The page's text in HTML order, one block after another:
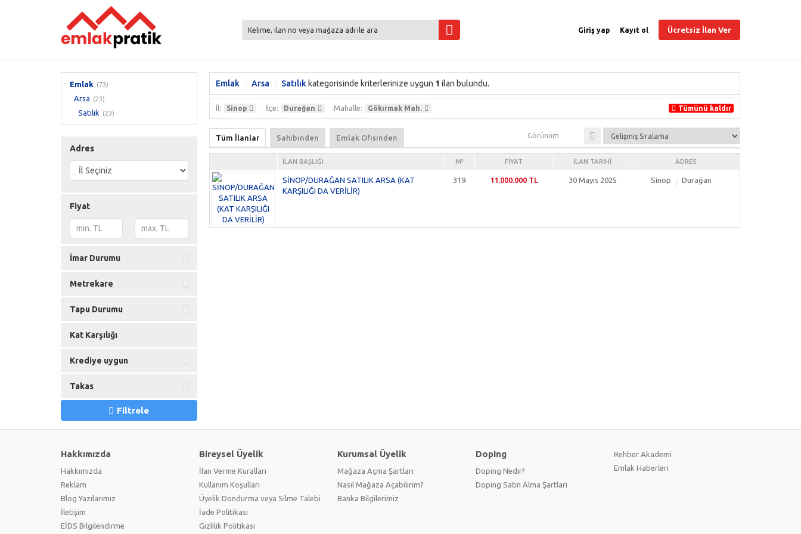
Giriş yap Kayıt ol Ücretsiz İlan Ver
Emlak (73)
Arsa (23)
Satılık (23)
Adres
Fiyat
İmar Durumu
Metrekare
Tapu Durumu
Kat Karşılığı
Krediye uygun
Takas
Filtrele
Emlak Arsa Satılık kategorisinde kriterlerinize uygun 1 ilan bulundu.
İl: Sinop İlçe: Durağan Mahalle: Gökırmak Mah. Tümünü kaldır
Tüm İlanlar Sahibinden Emlak Ofisinden Görünüm
İLAN BAŞLIĞI M² FIYAT İLAN TARIHI ADRES
SİNOP/DURAĞAN SATILIK ARSA (KAT
KARŞILIĞI DA VERİLİR)
319 11.000.000 TL 30 Mayıs 2025 Sinop Durağan
Hakkımızda
Hakkımızda
Reklam
Blog Yazılarımız
İletişim
EİDS Bilgilendirme
Bireysel Üyelik
İlan Verme Kuralları
Kullanım Koşulları
Üyelik Dondurma veya Silme Talebi
İade Politikası
Gizlilik Politikası
Kurumsal Üyelik
Mağaza Açma Şartları
Nasıl Mağaza Açabilirim?
Banka Bilgilerimiz
Doping
Doping Nedir?
Doping Satın Alma Şartları
Rehber Akademi
Emlak Haberleri